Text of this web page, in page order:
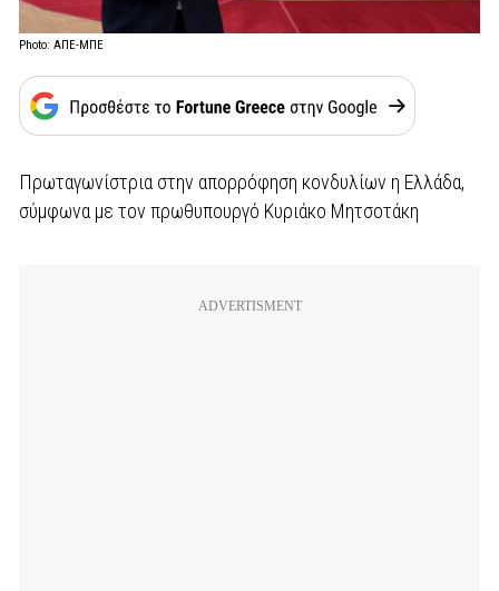
Photo: ΑΠΕ-ΜΠΕ
Πρωταγωνίστρια στην απορρόφηση κονδυλίων η Ελλάδα,
σύμφωνα με τον πρωθυπουργό Κυριάκο Μητσοτάκη